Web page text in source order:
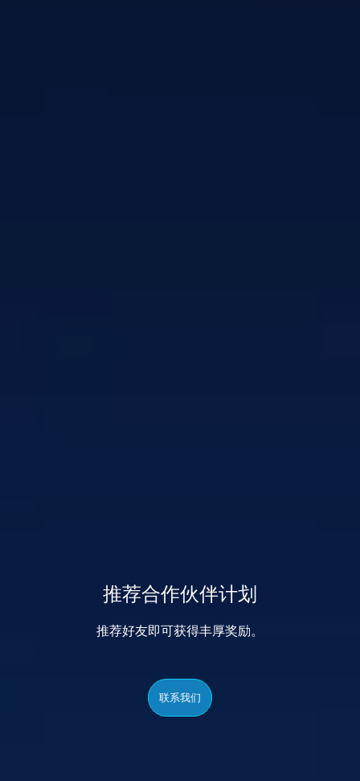
推荐合作伙伴计划
推荐好友即可获得丰厚奖励。
联系我们